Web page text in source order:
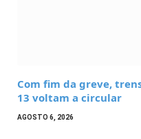
Com fim da greve,
13 voltam a circular
AGOSTO 6, 2026